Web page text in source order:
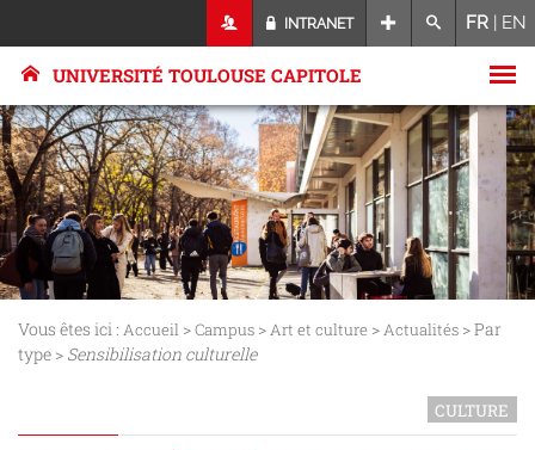
INTRANET FR | EN
UNIVERSITÉ TOULOUSE CAPITOLE
Vous êtes ici : Accueil >Campus >Art et culture >Actualités > Par
type > Sensibilisation culturelle
CULTURE